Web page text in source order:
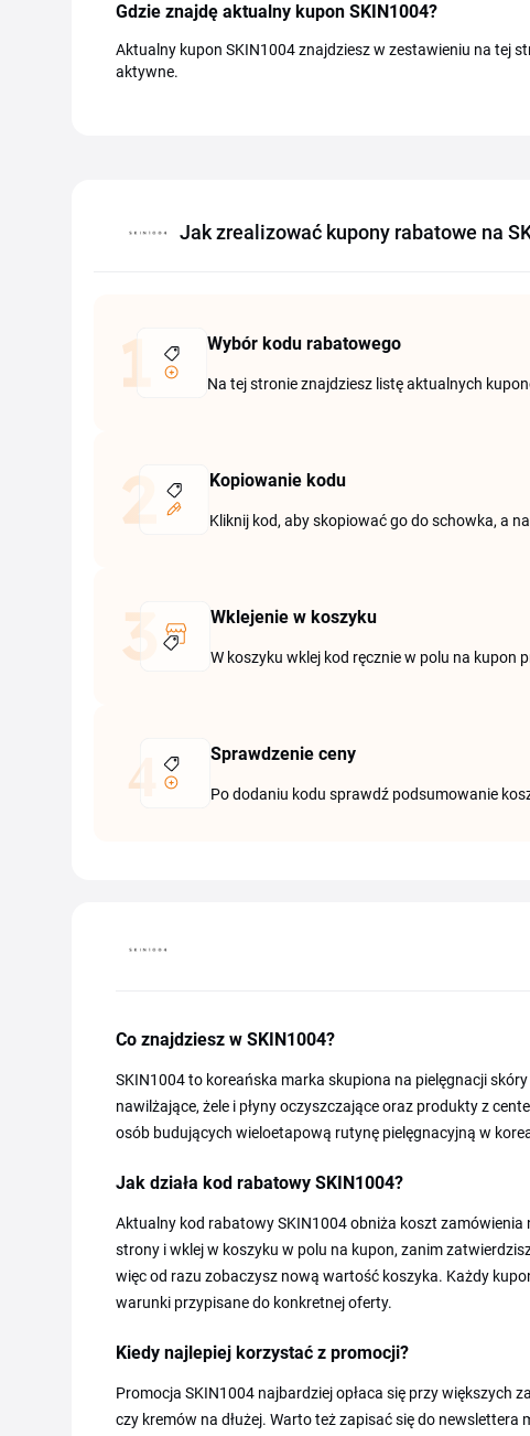
Gdzie znajdę aktualny kupon SKIN1004?
Aktualny kupon SKIN1004 znajdziesz w zestawieniu na tej
aktywne.
Jak zrealizować kupony rabatowe na
Wybór kodu rabatowego
Na tej stronie znajdziesz listę aktualnych
Kopiowanie kodu
Kliknij kod, aby skopiować go do schowka, a
Wklejenie w koszyku
W koszyku wklej kod ręcznie w polu na kupon
Sprawdzenie ceny
Po dodaniu kodu sprawdź podsumowanie
Co znajdziesz w SKIN1004?
SKIN1004 to koreańska marka skupiona na pielęgnacji
nawilżające, żele i płyny oczyszczające oraz produkty z
osób budujących wieloetapową rutynę pielęgnacyjną w
Jak działa kod rabatowy SKIN1004?
Aktualny kod rabatowy SKIN1004 obniża koszt
strony i wklej w koszyku w polu na kupon, zanim
więc od razu zobaczysz nową wartość koszyka. Każdy
warunki przypisane do konkretnej oferty.
Kiedy najlepiej korzystać z promocji?
Promocja SKIN1004 najbardziej opłaca się przy większych
czy kremów na dłużej. Warto też zapisać się do